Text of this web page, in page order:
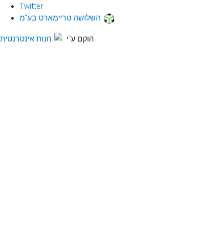
Twitter
השלושה טריימארט בע"מ
הוקם ע"י חנות אינטרנטית